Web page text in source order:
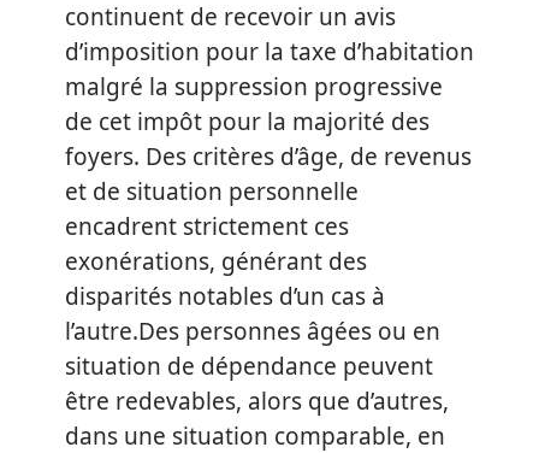
continuent de recevoir un avis
d’imposition pour la taxe d’habitation
malgré la suppression progressive
de cet impôt pour la majorité des
foyers. Des critères d’âge, de revenus
et de situation personnelle
encadrent strictement ces
exonérations, générant des
disparités notables d’un cas à
l’autre.Des personnes âgées ou en
situation de dépendance peuvent
être redevables, alors que d’autres,
dans une situation comparable, en